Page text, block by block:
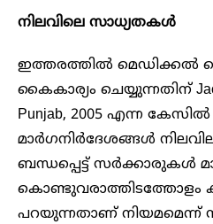
നിലവിലെ സാധ്യതകൾ
ഇത്തരത്തിൽ മെഡിക്കൽ
കൈകാര്യം ചെയ്യുന്നതിന്
Punjab, 2005 എന്ന
മാർഗനിർദേശങ്ങൾ
ബന്ധപ്പെട്ട് സർക്കാരുകൾ
കൊണ്ടുവരാത്തിടത്തോളം
പറയുന്നതാണ് നിയമമെന്ന്